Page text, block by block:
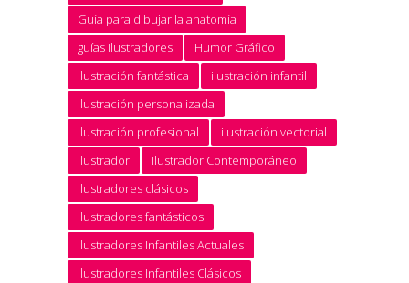
Guía para dibujar la anatomía
guías ilustradores
Humor Gráfico
ilustración fantástica
ilustración infantil
ilustración personalizada
ilustración profesional
ilustración vectorial
Ilustrador
Ilustrador Contemporáneo
ilustradores clásicos
Ilustradores fantásticos
Ilustradores Infantiles Actuales
Ilustradores Infantiles Clásicos